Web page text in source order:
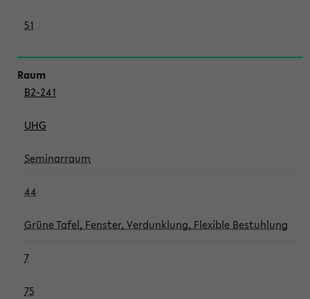
51
B2-241
UHG
Seminarraum
44
Grüne Tafel, Fenster, Verdunklung, Flexible Bestuhlung
7
75